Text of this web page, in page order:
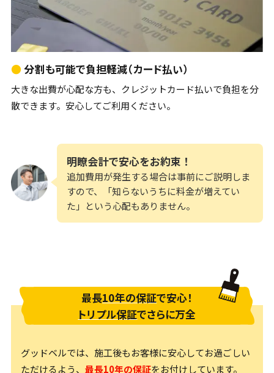
●分割も可能で負担軽減（カード払い）
大きな出費が心配な方も、クレジットカード払いで負担を分
散できます。安心してご利用ください。
明瞭会計で安心をお約束！
追加費用が発生する場合は事前にご説明しま
すので、「知らないうちに料金が増えてい
た」という心配もありません。
最長10年の保証で安心！
トリプル保証でさらに万全
グッドベルでは、施工後もお客様に安心してお過ごしい
ただけるよう、最長10年の保証をお付けしています。